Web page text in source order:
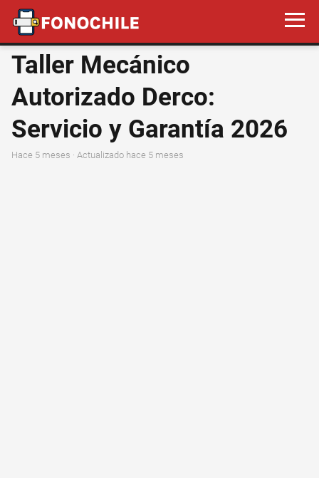
Taller Mecánico
Autorizado Derco:
Servicio y Garantía 2026
hace 5 meses · Actualizado hace 5 meses